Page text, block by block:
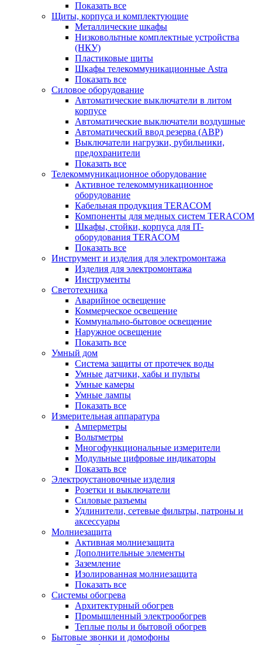
Показать все
Щиты, корпуса и комплектующие
Металлические шкафы
Низковольтные комплектные устройства
(НКУ)
Пластиковые щиты
Шкафы телекоммуникационные Astra
Показать все
Силовое оборудование
Автоматические выключатели в литом
корпусе
Автоматические выключатели воздушные
Автоматический ввод резерва (АВР)
Выключатели нагрузки, рубильники,
предохранители
Показать все
Телекоммуникационное оборудование
Активное телекоммуникационное
оборудование
Кабельная продукция TERACOM
Компоненты для медных систем TERACOM
Шкафы, стойки, корпуса для IT-
оборудования TERACOM
Показать все
Инструмент и изделия для электромонтажа
Изделия для электромонтажа
Инструменты
Светотехника
Аварийное освещение
Коммерческое освещение
Коммунально-бытовое освещение
Наружное освещение
Показать все
Умный дом
Система защиты от протечек воды
Умные датчики, хабы и пульты
Умные камеры
Умные лампы
Показать все
Измерительная аппаратура
Амперметры
Вольтметры
Многофункциональные измерители
Модульные цифровые индикаторы
Показать все
Электроустановочные изделия
Розетки и выключатели
Силовые разъемы
Удлинители, сетевые фильтры, патроны и
аксессуары
Молниезащита
Активная молниезащита
Дополнительные элементы
Заземление
Изолированная молниезащита
Показать все
Системы обогрева
Архитектурный обогрев
Промышленный электрообогрев
Теплые полы и бытовой обогрев
Бытовые звонки и домофоны